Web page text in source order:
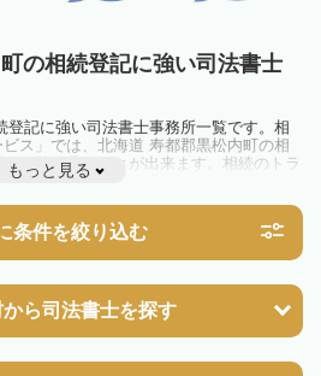
の相続登記に強い司法書士
登記に強い司法書士事務所一覧です。相
ス」では、北海道 寿都郡黒松内町の相
一覧で見ることが出来ます。相続のトラ
一度近隣の司法書士に相談してみましょ
務化されました。
知った日から3年以内に登記しないと、
ため、速やかな手続きが必要です。義務
り、司法書士に依頼すれば手間を省けま
せることが可能です。
告登記制度が創設されました。遺産分割
可能です。
もっと見る
条件を絞り込む
ら司法書士を探す